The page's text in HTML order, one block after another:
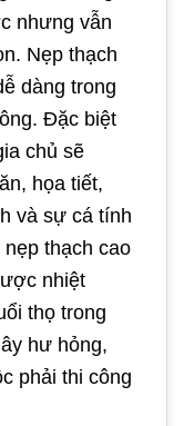
nhưng vẫn
Nẹp thạch
dàng trong
Đặc biệt
chủ sẽ
họa tiết,
và sự cá tính
thạch cao
nhiệt
thọ trong
hư hỏng,
phải thi công